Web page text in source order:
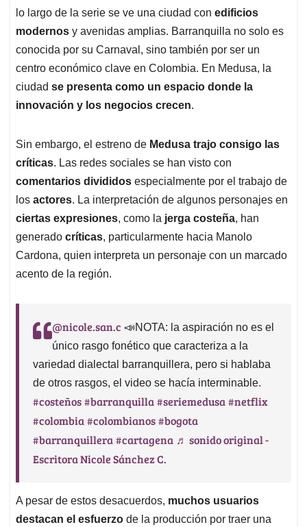
lo largo de la serie se ve una ciudad con edificios
modernos y avenidas amplias. Barranquilla no solo es
conocida por su Carnaval, sino también por ser un
centro económico clave en Colombia. En Medusa, la
ciudad se presenta como un espacio donde la
innovación y los negocios crecen.
Sin embargo, el estreno de Medusa trajo consigo las
críticas. Las redes sociales se han visto con
comentarios divididos especialmente por el trabajo de
los actores. La interpretación de algunos personajes en
ciertas expresiones, como la jerga costeña, han
generado críticas, particularmente hacia Manolo
Cardona, quien interpreta un personaje con un marcado
acento de la región.
@nicole.san.c 📣NOTA: la aspiración no es el
único rasgo fonético que caracteriza a la
variedad dialectal barranquillera, pero si hablaba
de otros rasgos, el video se hacía interminable.
#costeños#barranquilla#seriemedusa#netflix
#colombia#colombianos#bogota
#barranquillera#cartagena ♬ sonido original -
Escritora Nicole Sánchez C.
A pesar de estos desacuerdos, muchos usuarios
destacan el esfuerzo de la producción por traer una